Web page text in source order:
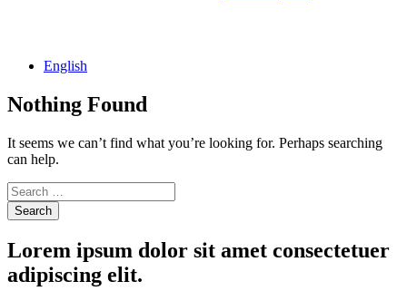
English
Nothing Found
It seems we can’t find what you’re looking for. Perhaps searching
can help.
Search
Lorem ipsum dolor sit amet consectetuer
adipiscing elit.